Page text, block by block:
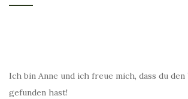
Ich bin Anne und ich freue mich, dass du
gefunden hast!